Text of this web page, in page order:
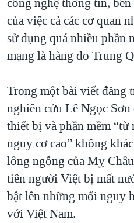
của việc cả các cơ quan
sử dụng quá nhiều phần
mạng là hàng do Trung
Trong một bài viết đăng
nghiên cứu Lê Ngọc
thiết bị và phần mềm
nguy cơ cao” không
lông ngỗng của Mỵ
tiên người Việt bị mất
bật lên những mối nguy
với Việt Nam.